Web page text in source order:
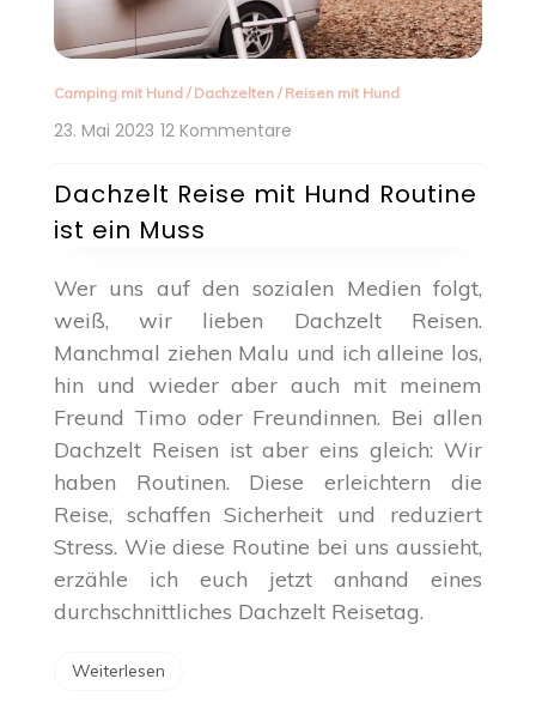
Camping mit Hund / Dachzelten/ Reisen mit Hund
23. Mai 2023 12 Kommentarezu
Reise
mit
ist
Muss
Dachzelt Reise mit Hund Routine
ist ein Muss
Wer uns auf den sozialen Medien folgt,
weiß, wir lieben Dachzelt Reisen.
Manchmal ziehen Malu und ich alleine los,
hin und wieder aber auch mit meinem
Freund Timo oder Freundinnen. Bei allen
Dachzelt Reisen ist aber eins gleich: Wir
haben Routinen. Diese erleichtern die
Reise, schaffen Sicherheit und reduziert
Stress. Wie diese Routine bei uns aussieht,
erzähle ich euch jetzt anhand eines
durchschnittliches Dachzelt Reisetag.
Weiterlesen